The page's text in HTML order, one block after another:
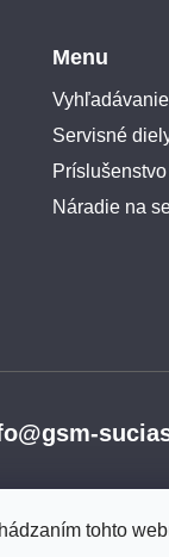
tohto
Menu
Servisné
Príslušenstvo
Náradie na